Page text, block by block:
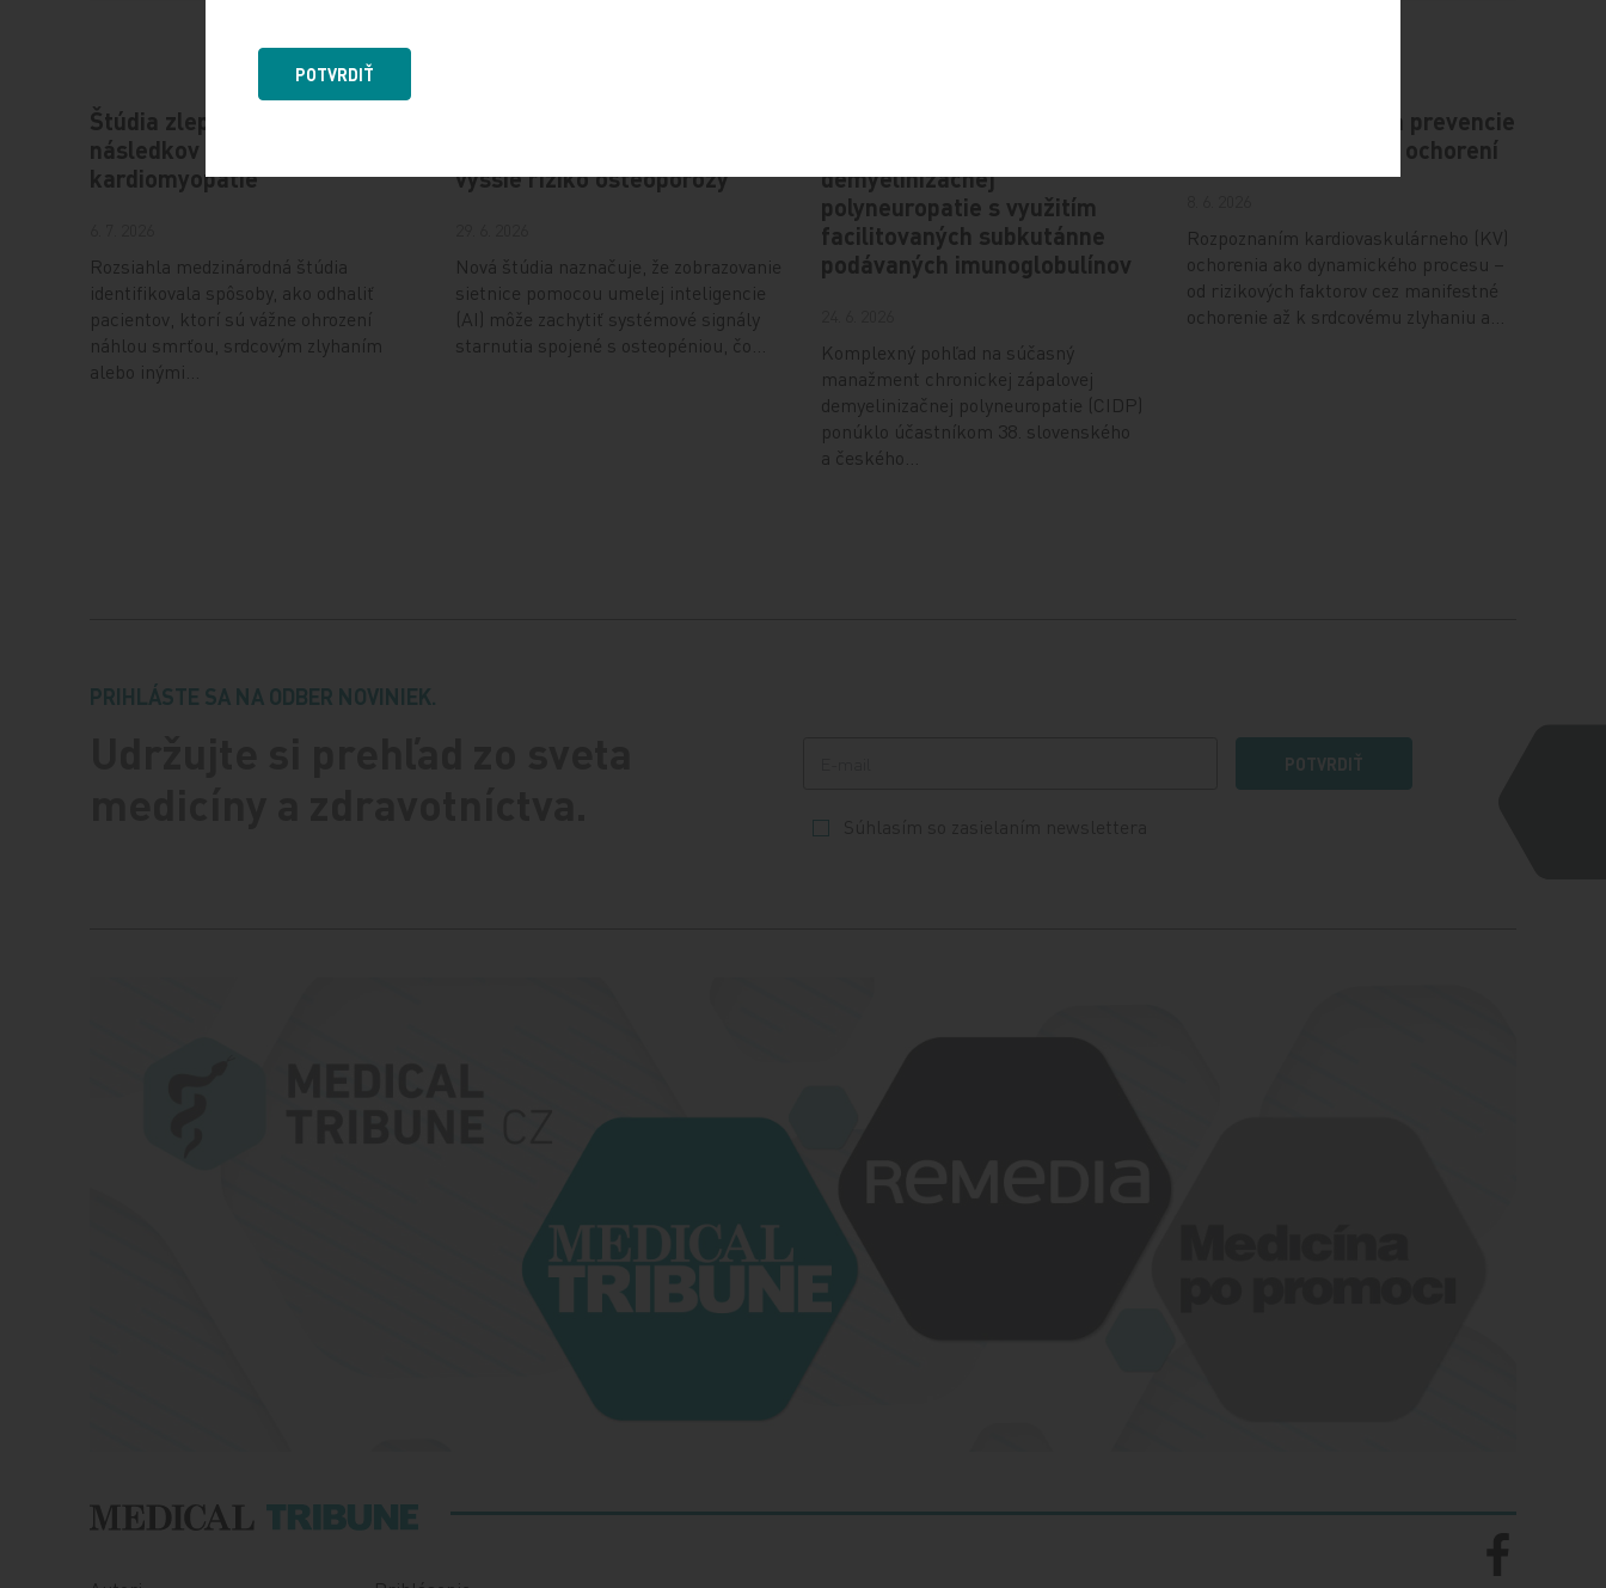
Štúdia zlepšuje predikciu
následkov hypertrofickej
kardiomyopatie
Rozsiahla medzinárodná štúdia
identifikovala spôsoby, ako odhaliť
pacientov, ktorí sú vážne ohrození
náhlou smrťou, srdcovým zlyhaním
alebo inými…
vyššie riziko osteoporózy
Nová štúdia naznačuje, že zobrazovanie
sietnice pomocou umelej inteligencie
(AI) môže zachytiť systémové signály
starnutia spojené s osteopéniou, čo…
demyelinizačnej
polyneuropatie s využitím
facilitovaných subkutánne
podávaných imunoglobulínov
Komplexný pohľad na súčasný
manažment chronickej zápalovej
demyelinizačnej polyneuropatie (CIDP)
ponúklo účastníkom 38. slovenského
a českého…
EXIT-CVD: Nová éra prevencie
kardiovaskulárnych ochorení
Rozpoznaním kardiovaskulárneho (KV)
ochorenia ako dynamického procesu –
od rizikových faktorov cez manifestné
ochorenie až k srdcovému zlyhaniu a…
PRIHLÁSTE SA NA ODBER NOVINIEK.
POTVRDIŤ
POTVRDIŤ